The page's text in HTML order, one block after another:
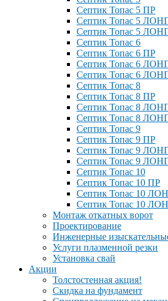
Септик Топас 5 ПР
Септик Топас 5
Септик Топас 5
Септик Топас 6
Септик Топас 6 ПР
Септик Топас 6
Септик Топас 6
Септик Топас 8
Септик Топас 8 ПР
Септик Топас 8
Септик Топас 8
Септик Топас 9
Септик Топас 9 ПР
Септик Топас 9
Септик Топас 9
Септик Топас 10
Септик Топас 10 ПР
Септик Топас 10
Септик Топас 10
Монтаж откатных ворот
Проектирование
Инженерные
Услуги плазменной резки
Установка свай
Акции
Толстостенная акция!
Скидка на фундамент